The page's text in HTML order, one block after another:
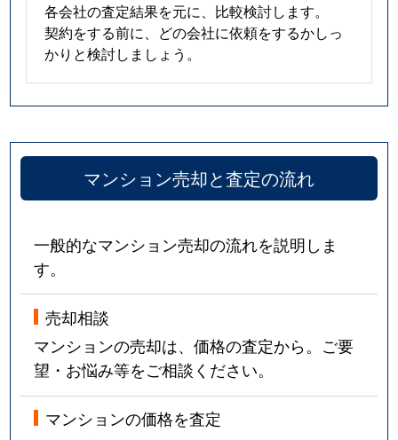
各会社の査定結果を元に、比較検討します。
契約をする前に、どの会社に依頼をするかしっ
かりと検討しましょう。
マンション売却と査定の流れ
一般的なマンション売却の流れを説明しま
す。
売却相談
マンションの売却は、価格の査定から。ご要
望・お悩み等をご相談ください。
マンションの価格を査定